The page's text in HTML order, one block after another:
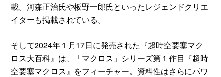
載。河森正治氏や板野一郎氏といったレジェンドクリエ
イターも掲載されている。
そして2024年１月17日に発売された『超時空要塞マク
ロス大百科』は、「マクロス」シリーズ第１作目『超時
空要塞マクロス』をフィーチャー。資料性はさらにパワ